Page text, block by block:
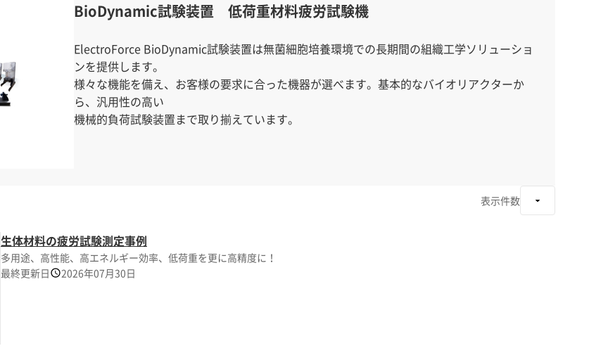
BioDynamic試験装置 低荷重材料疲労試験機
ElectroForce BioDynamic試験装置は無菌細胞培養環境での長期間の組織工学ソリューショ
ンを提供します。
様々な機能を備え、お客様の要求に合った機器が選べます。基本的なバイオリアクターか
ら、汎用性の高い
表示件数
生体材料の疲労試験測定事例
多用途、高性能、高エネルギー効率、低荷重を更に高精度に！
最終更新日
2026年07月30日